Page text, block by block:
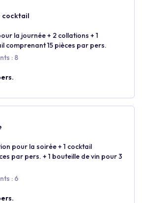
cocktail
la journée + 2 collations + 1
comprenant 15 pièces par pers.
: 8
pour la soirée + 1 cocktail
par pers. + 1 bouteille de vin pour 3
: 6